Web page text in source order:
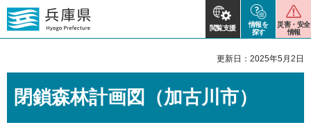
閲覧支援
情報を
探す
災害・安全
情報
更新日：2025年5月2日
閉鎖森林計画図（加古川市）